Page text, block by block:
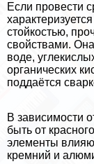
Если провести
стойкостью,
свойствами.
воде,
органических
поддаётся
В зависимости
быть от
элементы
кремний и